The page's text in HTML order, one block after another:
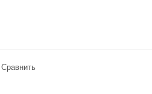
Сравнить